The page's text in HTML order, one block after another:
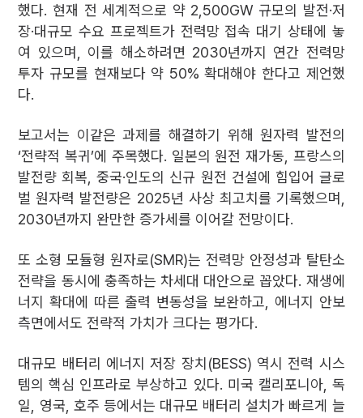
했다. 현재 전 세계적으로 약 2,500GW 규모의 발전·저
장·대규모 수요 프로젝트가 전력망 접속 대기 상태에 놓
여 있으며, 이를 해소하려면 2030년까지 연간 전력망
투자 규모를 현재보다 약 50% 확대해야 한다고 제언했
다.
보고서는 이같은 과제를 해결하기 위해 원자력 발전의
‘전략적 복귀’에 주목했다. 일본의 원전 재가동, 프랑스의
발전량 회복, 중국·인도의 신규 원전 건설에 힘입어 글로
벌 원자력 발전량은 2025년 사상 최고치를 기록했으며,
2030년까지 완만한 증가세를 이어갈 전망이다.
또 소형 모듈형 원자로(SMR)는 전력망 안정성과 탈탄소
전략을 동시에 충족하는 차세대 대안으로 꼽았다. 재생에
너지 확대에 따른 출력 변동성을 보완하고, 에너지 안보
측면에서도 전략적 가치가 크다는 평가다.
대규모 배터리 에너지 저장 장치(BESS) 역시 전력 시스
템의 핵심 인프라로 부상하고 있다. 미국 캘리포니아, 독
일, 영국, 호주 등에서는 대규모 배터리 설치가 빠르게 늘